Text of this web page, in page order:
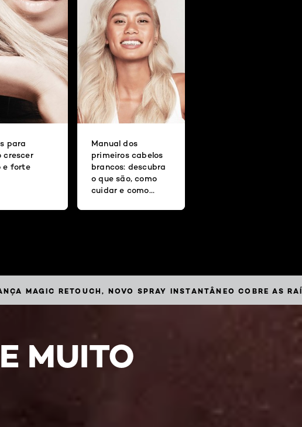
para
crescer
e forte
Manual dos
primeiros cabelos
brancos: descubra
o que são, como
cuidar e como
grisalhos
MAGIC RETOUCH, NOVO SPRAY INSTANTÂNEO COBRE AS
MUITO